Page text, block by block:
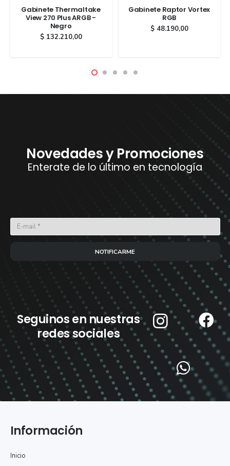
Gabinete Thermaltake
View 270 Plus ARGB -
Negro
$132.210,00
Gabinete Raptor Vortex
RGB
$48.190,00
Novedades y Promociones
Enterate de lo último en tecnología
NOTIFICARME
Seguinos en nuestras
redes sociales
Información
Inicio